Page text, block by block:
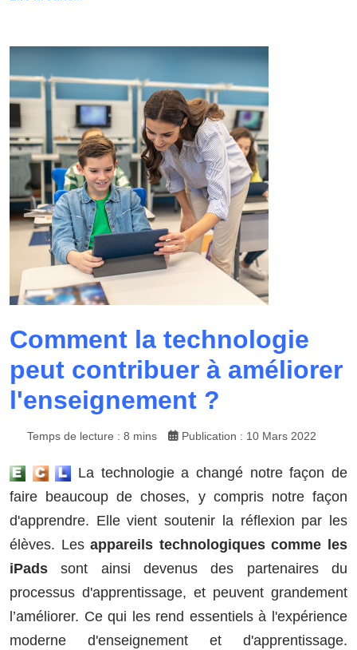
Comment la technologie
peut contribuer à améliorer
l'enseignement ?
Temps de lecture : 8 mins Publication : 10 Mars 2022
La technologie a changé notre façon de
faire beaucoup de choses, y compris notre façon
d'apprendre. Elle vient soutenir la réflexion par les
élèves. Lesappareils technologiques comme les
iPads sont ainsi devenus des partenaires du
processus d'apprentissage, et peuvent grandement
l’améliorer. Ce qui les rend essentiels à l'expérience
moderne d'enseignement et d'apprentissage.